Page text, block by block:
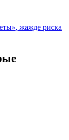
жажде риска